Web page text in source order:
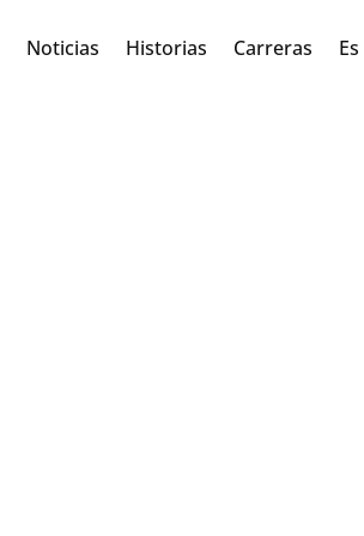
Noticias Historias Carreras Es